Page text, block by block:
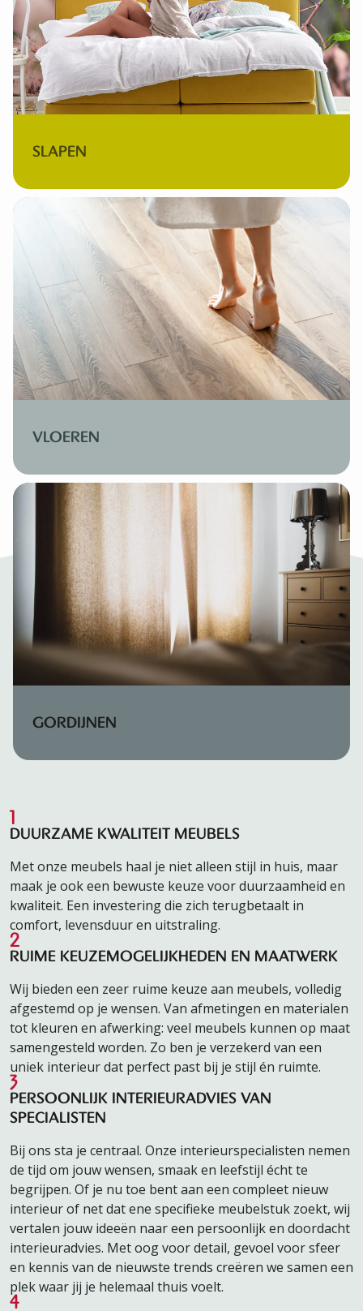
SLAPEN
VLOEREN
GORDIJNEN
1
DUURZAME KWALITEIT MEUBELS
Met onze meubels haal je niet alleen stijl in huis, maar
maak je ook een bewuste keuze voor duurzaamheid en
kwaliteit. Een investering die zich terugbetaalt in
comfort, levensduur en uitstraling.
2
RUIME KEUZEMOGELIJKHEDEN EN MAATWERK
Wij bieden een zeer ruime keuze aan meubels, volledig
afgestemd op je wensen. Van afmetingen en materialen
tot kleuren en afwerking: veel meubels kunnen op maat
samengesteld worden. Zo ben je verzekerd van een
uniek interieur dat perfect past bij je stijl én ruimte.
3
PERSOONLIJK INTERIEURADVIES VAN
SPECIALISTEN
Bij ons sta je centraal. Onze interieurspecialisten nemen
de tijd om jouw wensen, smaak en leefstijl écht te
begrijpen. Of je nu toe bent aan een compleet nieuw
interieur of net dat ene specifieke meubelstuk zoekt, wij
vertalen jouw ideeën naar een persoonlijk en doordacht
interieuradvies. Met oog voor detail, gevoel voor sfeer
en kennis van de nieuwste trends creëren we samen een
plek waar jij je helemaal thuis voelt.
4